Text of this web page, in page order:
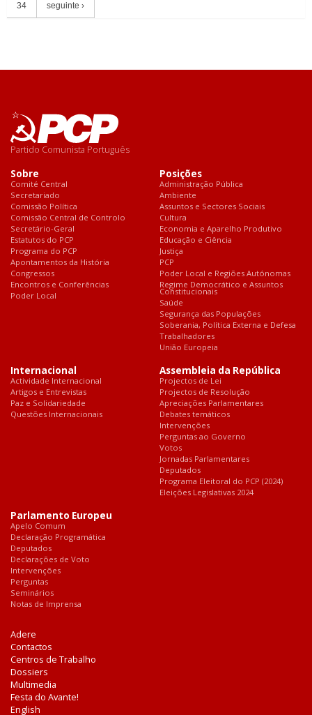
34 seguinte ›
Partido Comunista Português
Sobre
Comité Central
Secretariado
Comissão Política
Comissão Central de Controlo
Secretário-Geral
Estatutos do PCP
Programa do PCP
Apontamentos da História
Congressos
Encontros e Conferências
Poder Local
Posições
Administração Pública
Ambiente
Assuntos e Sectores Sociais
Cultura
Economia e Aparelho Produtivo
Educação e Ciência
Justiça
PCP
Poder Local e Regiões Autónomas
Regime Democrático e Assuntos
Constitucionais
Saúde
Segurança das Populações
Soberania, Política Externa e Defesa
Trabalhadores
União Europeia
Internacional
Actividade Internacional
Artigos e Entrevistas
Paz e Solidariedade
Questões Internacionais
Assembleia da República
Projectos de Lei
Projectos de Resolução
Apreciações Parlamentares
Debates temáticos
Intervenções
Perguntas ao Governo
Votos
Jornadas Parlamentares
Deputados
Programa Eleitoral do PCP (2024)
Eleições Legislativas 2024
Parlamento Europeu
Apelo Comum
Declaração Programática
Deputados
Declarações de Voto
Intervenções
Perguntas
Seminários
Notas de Imprensa
Adere
Contactos
Centros de Trabalho
Dossiers
Multimedia
Festa do Avante!
English